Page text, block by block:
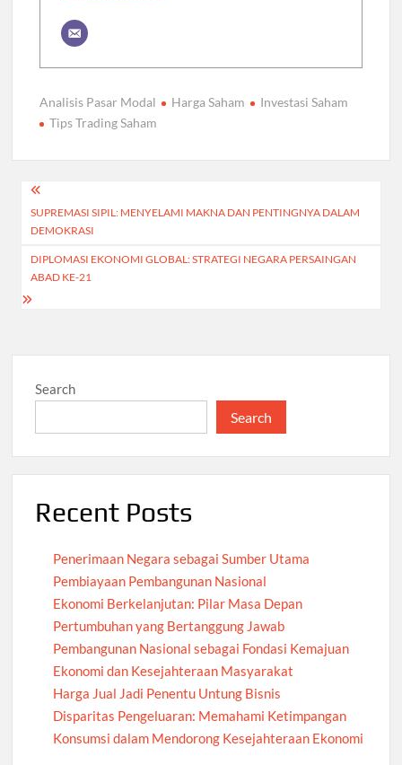
Analisis Pasar Modal Harga Saham
Investasi Saham
Tips Trading Saham
Post
navigation
SUPREMASI SIPIL: MENYELAMI MAKNA DAN PENTINGNYA DALAM
DEMOKRASI
DIPLOMASI EKONOMI GLOBAL: STRATEGI NEGARA PERSAINGAN
ABAD KE-21
Search
Search
Recent Posts
Penerimaan Negara sebagai Sumber Utama
Pembiayaan Pembangunan Nasional
Ekonomi Berkelanjutan: Pilar Masa Depan
Pertumbuhan yang Bertanggung Jawab
Pembangunan Nasional sebagai Fondasi Kemajuan
Ekonomi dan Kesejahteraan Masyarakat
Harga Jual Jadi Penentu Untung Bisnis
Disparitas Pengeluaran: Memahami Ketimpangan
Konsumsi dalam Mendorong Kesejahteraan Ekonomi